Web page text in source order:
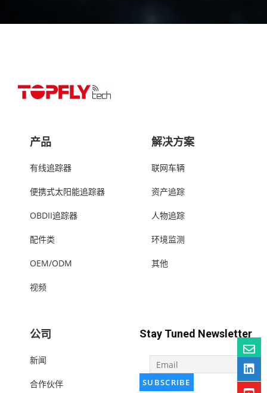
产品
有线追踪器
便携式太阳能追踪器
OBDII追踪器
配件类
OEM/ODM
视频
解决方案
联网车辆
资产追踪
人物追踪
环境监测
其他
公司
新闻
合作伙伴
Stay Tuned Newsletter